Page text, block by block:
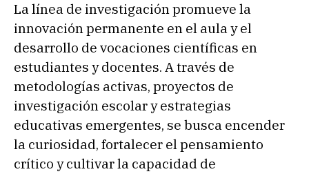
La línea de investigación promueve la
innovación permanente en el aula y el
desarrollo de vocaciones científicas en
estudiantes y docentes. A través de
metodologías activas, proyectos de
investigación escolar y estrategias
educativas emergentes, se busca encender
la curiosidad, fortalecer el pensamiento
crítico y cultivar la capacidad de